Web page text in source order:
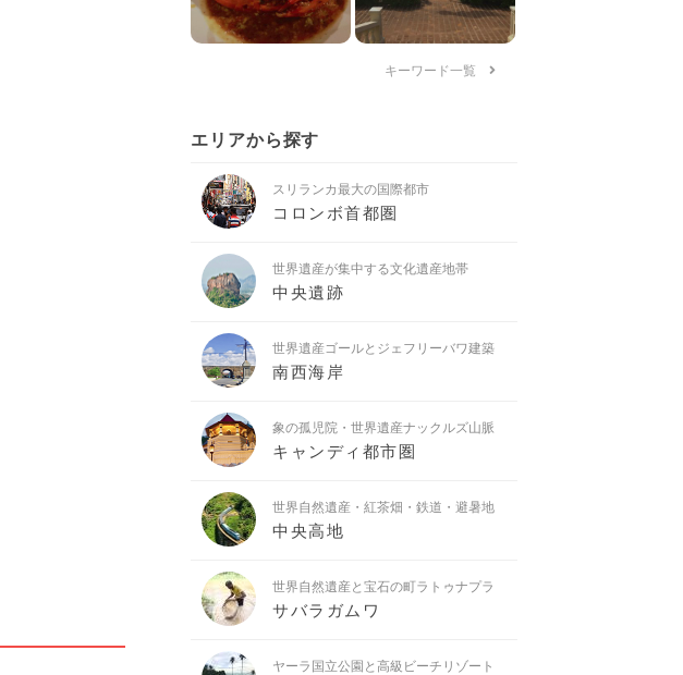
キーワード一覧
エリアから探す
スリランカ最大の国際都市
コロンボ首都圏
世界遺産が集中する文化遺産地帯
中央遺跡
世界遺産ゴールとジェフリーバワ建築
南西海岸
象の孤児院・世界遺産ナックルズ山脈
キャンディ都市圏
世界自然遺産・紅茶畑・鉄道・避暑地
中央高地
世界自然遺産と宝石の町ラトゥナプラ
サバラガムワ
ヤーラ国立公園と高級ビーチリゾート